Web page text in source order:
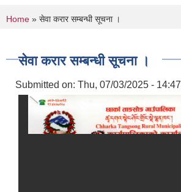
You are here
Home » सेवा करार सम्बन्धी सूचना ।
सेवा करार सम्बन्धी सूचना ।
Submitted on: Thu, 07/03/2025 - 14:47